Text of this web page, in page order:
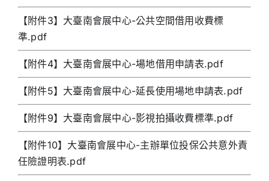
【附件3】大臺南會展中心-公共空間借用收費標
準.pdf
【附件4】大臺南會展中心-場地借用申請表.pdf
【附件5】大臺南會展中心-延長使用場地申請表.pdf
【附件9】大臺南會展中心-影視拍攝收費標準.pdf
【附件10】大臺南會展中心-主辦單位投保公共意外責
任險證明表.pdf